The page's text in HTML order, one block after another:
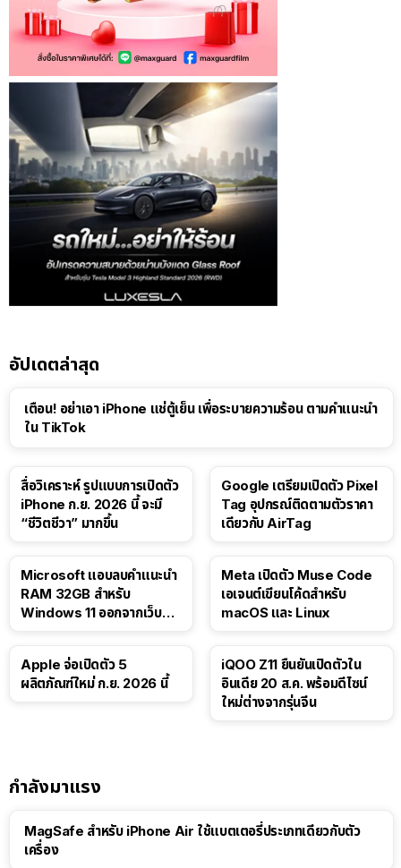
อัปเดตล่าสุด
เตือน! อย่าเอา iPhone แช่ตู้เย็น เพื่อระบายความร้อน ตามคำแนะนำ
ใน TikTok
สื่อวิเคราะห์ รูปแบบการเปิดตัว
iPhone ก.ย. 2026 นี้ จะมี
“ชีวิตชีวา” มากขึ้น
Google เตรียมเปิดตัว Pixel
Tag อุปกรณ์ติดตามตัวราคา
เดียวกับ AirTag
Microsoft แอบลบคำแนะนำ
RAM 32GB สำหรับ
Windows 11 ออกจากเว็บตัว
Meta เปิดตัว Muse Code
เอเจนต์เขียนโค้ดสำหรับ
macOS และ Linux
Apple จ่อเปิดตัว 5
ผลิตภัณฑ์ใหม่ ก.ย. 2026 นี้
iQOO Z11 ยืนยันเปิดตัวใน
อินเดีย 20 ส.ค. พร้อมดีไซน์
ใหม่ต่างจากรุ่นจีน
กำลังมาแรง
MagSafe สำหรับ iPhone Air ใช้แบตเตอรี่ประเภทเดียวกับตัว
เครื่อง